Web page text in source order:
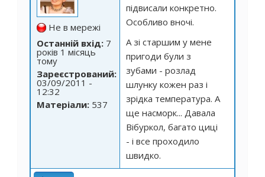
Не в мережі
Останній вхід: 7
років 1 місяць
тому
Зареєстрований:
03/09/2011 -
12:32
Матеріали: 537
підвисали конкретно.
Особливо вночі.
А зі старшим у мене
пригоди були з
зубами - розлад
шлунку кожен раз і
зрідка температура. А
ще насморк... Давала
Вібуркол, багато циці
- і все проходило
швидко.